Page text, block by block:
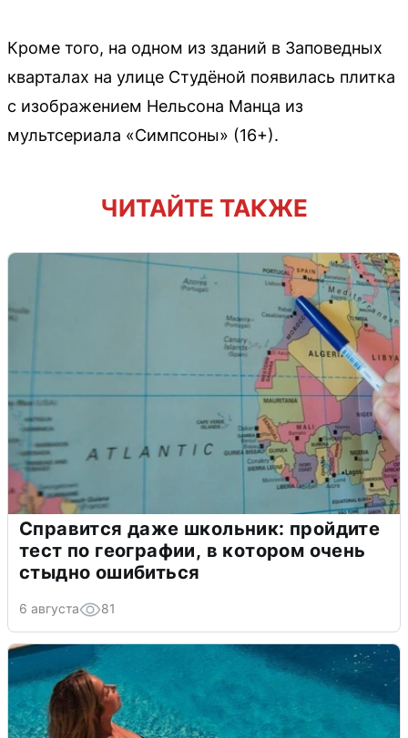
Кроме того, на одном из зданий в Заповедных
кварталах на улице Студёной появилась плитка
с изображением Нельсона Манца из
мультсериала «Симпсоны» (16+).
ЧИТАЙТЕ ТАКЖЕ
Справится даже школьник: пройдите
тест по географии, в котором очень
стыдно ошибиться
6 августа 81